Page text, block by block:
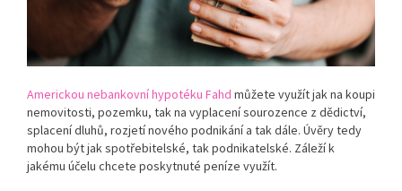
Americkou nebankovní hypotéku Fahd můžete využít jak na koupi
nemovitosti, pozemku, tak na vyplacení sourozence z dědictví,
splacení dluhů, rozjetí nového podnikání a tak dále. Úvěry tedy
mohou být jak spotřebitelské, tak podnikatelské. Záleží k
jakému účelu chcete poskytnuté peníze využít.